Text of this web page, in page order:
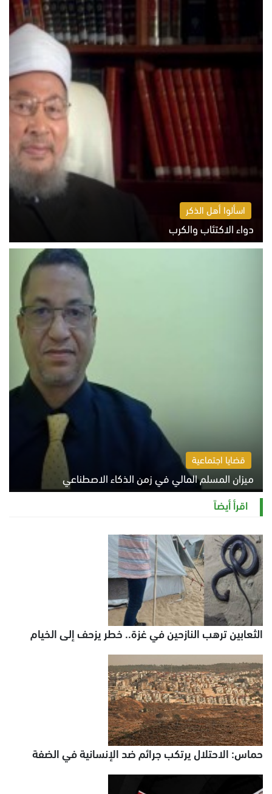
اسألوا أهل الذكر
دواء الاكتئاب والكرب
السبت 8 أغسطس 2026 10:54 ص
قضايا اجتماعية
ميزان المسلم المالي في زمن الذكاء الاصطناعي
السبت 8 أغسطس 2026 11:21 ص
اقرأ أيضاً
الثعابين ترهب النازحين في غزة.. خطر يزحف إلى الخيام
حماس: الاحتلال يرتكب جرائم ضد الإنسانية في الضفة